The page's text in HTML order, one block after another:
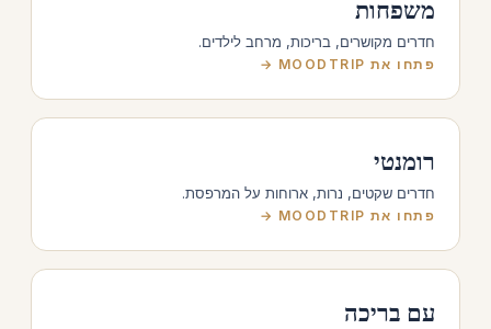
משפחות
חדרים מקושרים, בריכות, מרחב לילדים.
פתחו את MOODTRIP →
רומנטי
חדרים שקטים, נרות, ארוחות על המרפסת.
פתחו את MOODTRIP →
עם בריכה